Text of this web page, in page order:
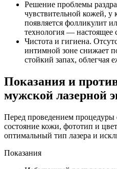
Решение проблемы
чувствительной кожей, у
появляется фолликулит
технология — настоящее
Чистота и гигиена.
интимной зоне снижает
стойкий запах, облегчая
Показания и
мужской лазерной
Перед проведением процедуры
состояние кожи, фототип и
оптимальный тип лазера и
Показания